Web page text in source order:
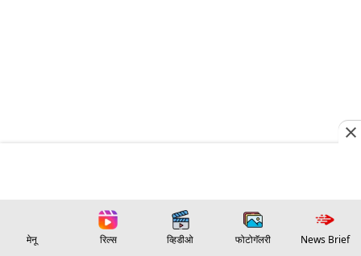
मेनू रिल्स व्हिडीओ फोटोगॅलरी News Brief